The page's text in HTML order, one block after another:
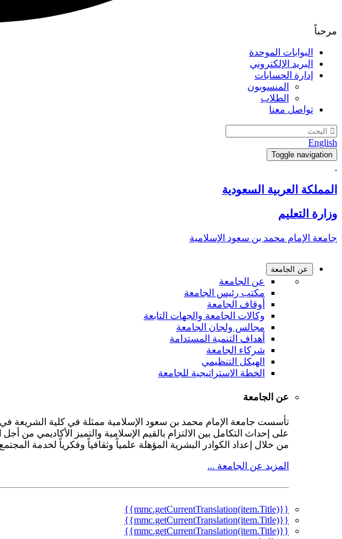
مرحباً
البوابات الموحدة
البريد الإلكتروني
إدارة الحسابات
المنسوبون
الطلاب
تواصل معنا
English
Toggle navigation
المملكة العربية السعودية
وزارة التعليم
جامعة الإمام محمد بن سعود الإسلامية
عن الجامعة
عن الجامعة
مكتب رئيس الجامعة
أوقاف الجامعة
وكالات الجامعة والجهات التابعة
مجالس ولجان الجامعة
أهداف التنمية المستدامة
شركاء الجامعة
الهيكل التنظيمي
الخطة الاستراتيجية للجامعة
عن الجامعة
على إحداث التكامل بين الالتزام بالقيم الإسلامية والتميز الأكاديمي من
من خلال إعداد الكوادر البشرية المؤهلة علمياً وثقافياً وفكرياً لخدمة
المزيد عن الجامعة ...
{{mmc.getCurrentTranslation(item.Title)}}
{{mmc.getCurrentTranslation(item.Title)}}
{{mmc.getCurrentTranslation(item.Title)}}